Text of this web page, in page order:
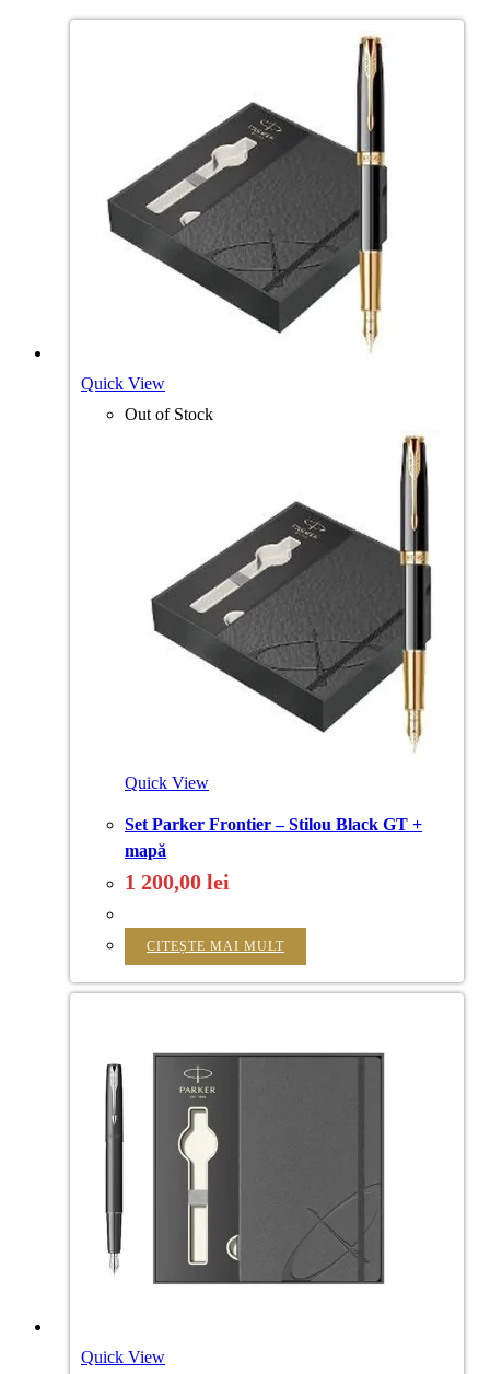
Quick View
Out of Stock
Quick View
Set Parker Frontier – Stilou Black GT +
mapă
1 200,00 lei
CITEȘTE MAI MULT
Quick View